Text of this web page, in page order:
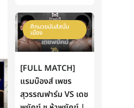
ศึกมวยมันส์สนั่น
เมือง
[FULL MATCH]
แรมบ๊องส์ เพชร
สุวรรณฟาร์ม VS เดช